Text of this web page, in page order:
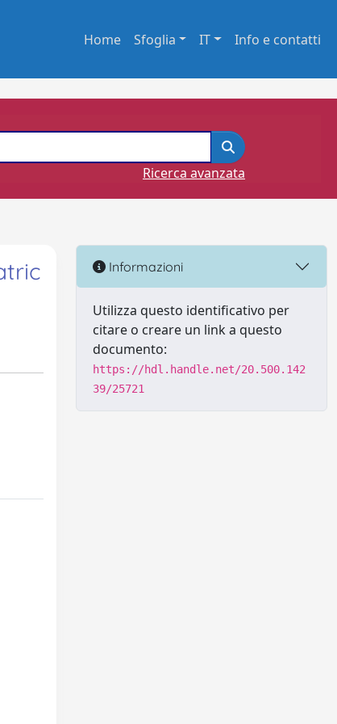
Home Sfoglia IT Info e contatti
Ricerca avanzata
Informazioni
Utilizza questo identificativo per
citare o creare un link a questo
documento:
https://hdl.handle.net/20.500.142
39/25721